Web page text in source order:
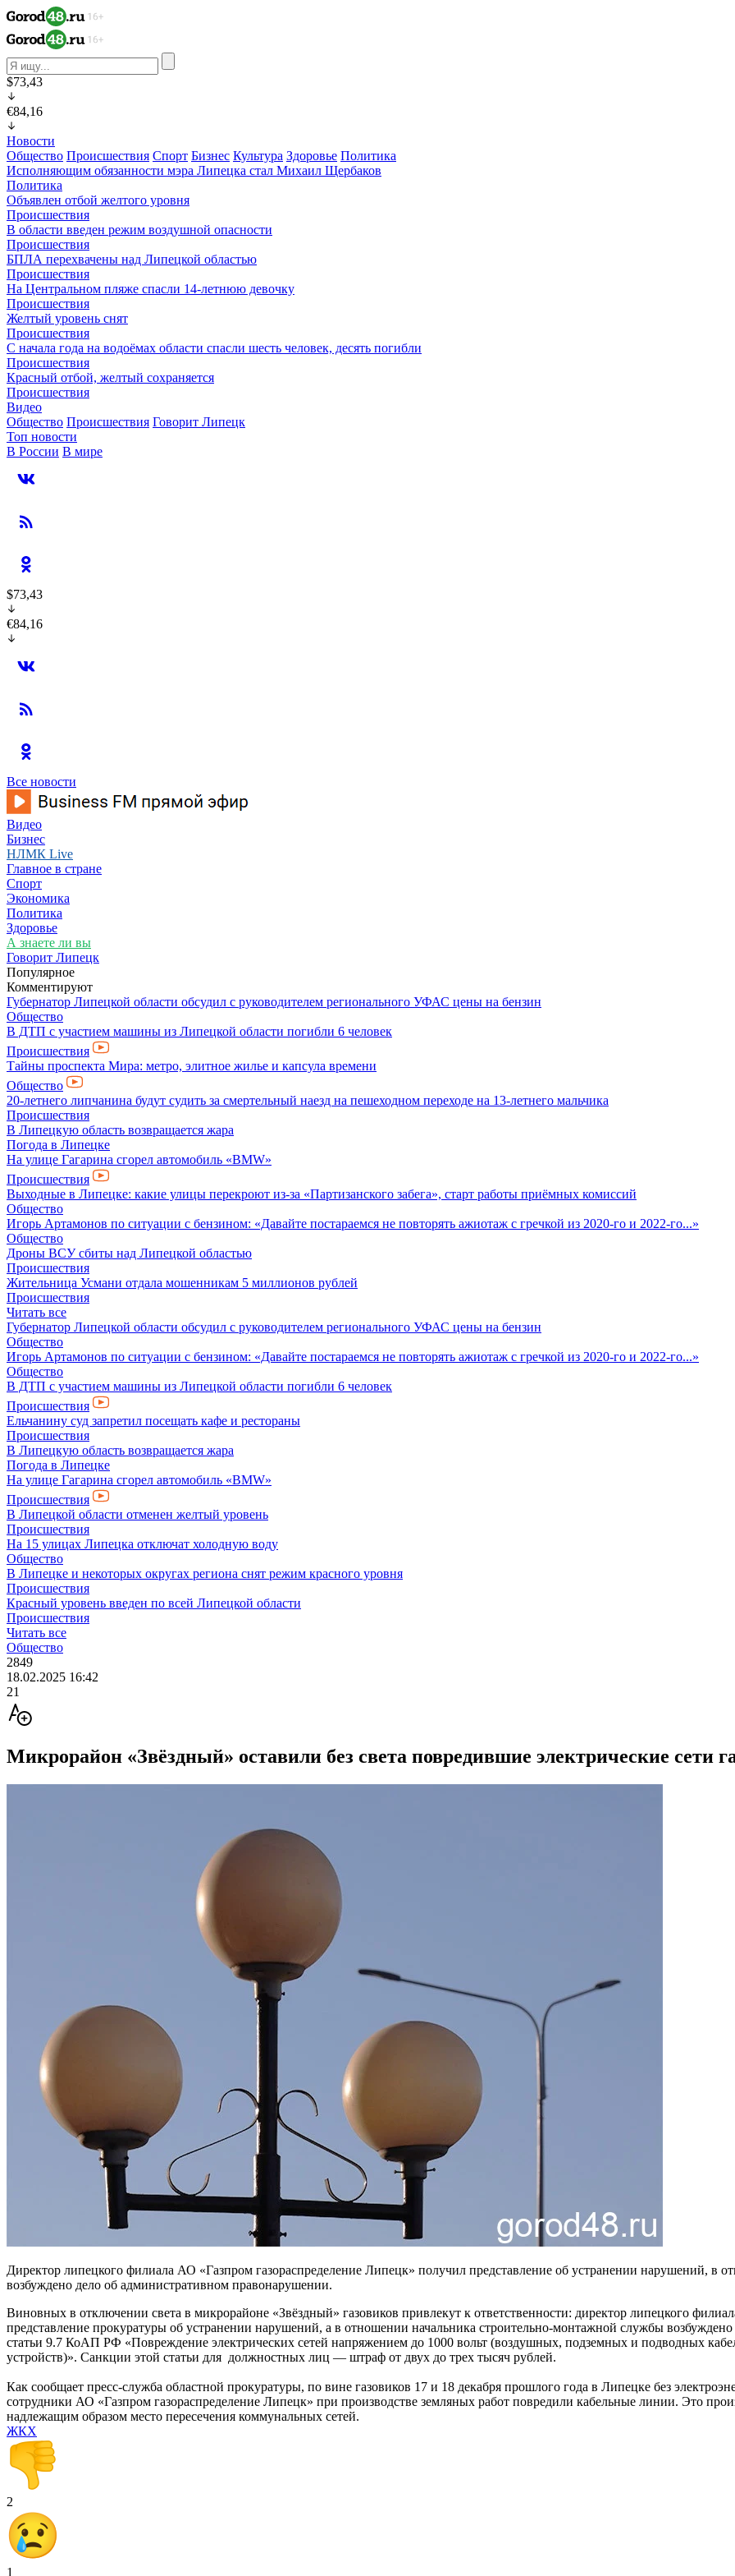
$73,43
€84,16
Новости
Общество Происшествия Спорт Бизнес Культура Здоровье Политика
Исполняющим обязанности мэра Липецка стал Михаил Щербаков
Политика
Объявлен отбой желтого уровня
Происшествия
В области введен режим воздушной опасности
Происшествия
БПЛА перехвачены над Липецкой областью
Происшествия
На Центральном пляже спасли 14-летнюю девочку
Происшествия
Желтый уровень снят
Происшествия
С начала года на водоёмах области спасли шесть человек, десять погибли
Происшествия
Красный отбой, желтый сохраняется
Происшествия
Видео
Общество Происшествия Говорит Липецк
Топ новости
В России В мире
$73,43
€84,16
Все новости
Видео
Бизнес
НЛМК Live
Главное в стране
Спорт
Экономика
Политика
Здоровье
А знаете ли вы
Говорит Липецк
Популярное
Комментируют
Губернатор Липецкой области обсудил с руководителем регионального УФАС цены на бензин
Общество
В ДТП с участием машины из Липецкой области погибли 6 человек
Происшествия
Тайны проспекта Мира: метро, элитное жилье и капсула времени
Общество
20-летнего липчанина будут судить за смертельный наезд на пешеходном переходе на 13-летнего мальчика
Происшествия
В Липецкую область возвращается жара
Погода в Липецке
На улице Гагарина сгорел автомобиль «BMW»
Происшествия
Выходные в Липецке: какие улицы перекроют из-за «Партизанского забега», старт работы приёмных комиссий
Общество
Игорь Артамонов по ситуации с бензином: «Давайте постараемся не повторять ажиотаж с гречкой из 2020-го и 2022-го...»
Общество
Дроны ВСУ сбиты над Липецкой областью
Происшествия
Жительница Усмани отдала мошенникам 5 миллионов рублей
Происшествия
Читать все
Губернатор Липецкой области обсудил с руководителем регионального УФАС цены на бензин
Общество
Игорь Артамонов по ситуации с бензином: «Давайте постараемся не повторять ажиотаж с гречкой из 2020-го и 2022-го...»
Общество
В ДТП с участием машины из Липецкой области погибли 6 человек
Происшествия
Ельчанину суд запретил посещать кафе и рестораны
Происшествия
В Липецкую область возвращается жара
Погода в Липецке
На улице Гагарина сгорел автомобиль «BMW»
Происшествия
В Липецкой области отменен желтый уровень
Происшествия
На 15 улицах Липецка отключат холодную воду
Общество
В Липецке и некоторых округах региона снят режим красного уровня
Происшествия
Красный уровень введен по всей Липецкой области
Происшествия
Читать все
Общество
2849
18.02.2025 16:42
21
Микрорайон «Звёздный» оставили без света повредившие электрические сети
Директор липецкого филиала АО «Газпром газораспределение Липецк» получил представление об устранении нарушений, в
возбуждено дело об административном правонарушении.
Виновных в отключении света в микрорайоне «Звёздный» газовиков привлекут к ответственности: директор липецкого
представление прокуратуры об устранении нарушений, а в отношении начальника строительно-монтажной службы
статьи 9.7 КоАП РФ «Повреждение электрических сетей напряжением до 1000 вольт (воздушных, подземных и подводных
устройств)». Санкции этой статьи для должностных лиц — штраф от двух до трех тысяч рублей.
Как сообщает пресс-служба областной прокуратуры, по вине газовиков 17 и 18 декабря прошлого года в Липецке без
сотрудники АО «Газпром газораспределение Липецк» при производстве земляных работ повредили кабельные линии. Это
надлежащим образом место пересечения коммунальных сетей.
ЖКХ
2
1